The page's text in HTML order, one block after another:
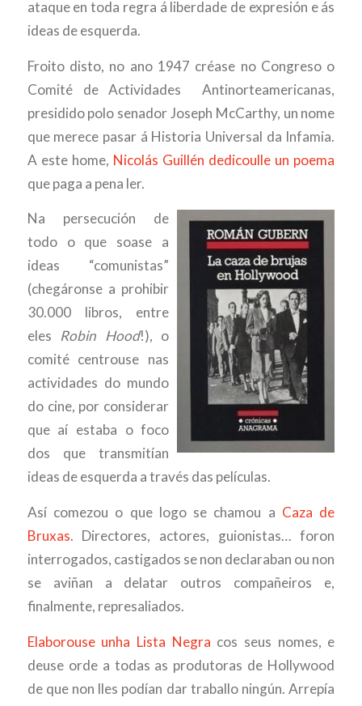
ataque en toda regra á liberdade de expresión e ás
ideas de esquerda.
Froito disto, no ano 1947 créase no Congreso o
Comité de Actividades Antinorteamericanas,
presidido polo senador Joseph McCarthy, un nome
que merece pasar á Historia Universal da Infamia.
A este home, Nicolás Guillén dedicoulle un poema
que paga a pena ler.
Na persecución de
todo o que soase a
ideas “comunistas”
(chegáronse a prohibir
30.000 libros, entre
eles Robin Hood!), o
comité centrouse nas
actividades do mundo
do cine, por considerar
que aí estaba o foco
dos que transmitían
ideas de esquerda a través das películas.
Así comezou o que logo se chamou a Caza de
Bruxas. Directores, actores, guionistas… foron
interrogados, castigados se non declaraban ou non
se aviñan a delatar outros compañeiros e,
finalmente, represaliados.
Elaborouse unha Lista Negra cos seus nomes, e
deuse orde a todas as produtoras de Hollywood
de que non lles podían dar traballo ningún. Arrepía